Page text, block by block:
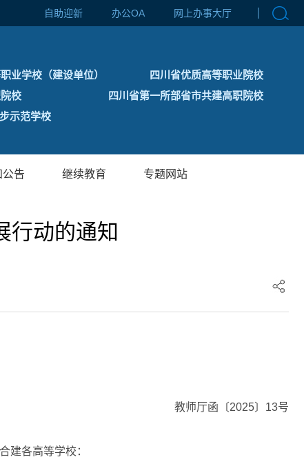
自助迎新 办公OA 网上办事大厅
业学校（建设单位）
四川省优质高等职业院校
校
四川省第一所部省市共建高职院校
示范学校
公告 继续教育 专题网站
行动的通知
教师厅函〔2025〕13号
建各高等学校：